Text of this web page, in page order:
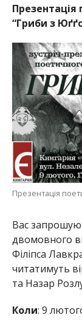
Презентація
“Гриби з
Презентація
Вас
двомовного
Філіпса
читатимуть
та Назар
Коли: 9